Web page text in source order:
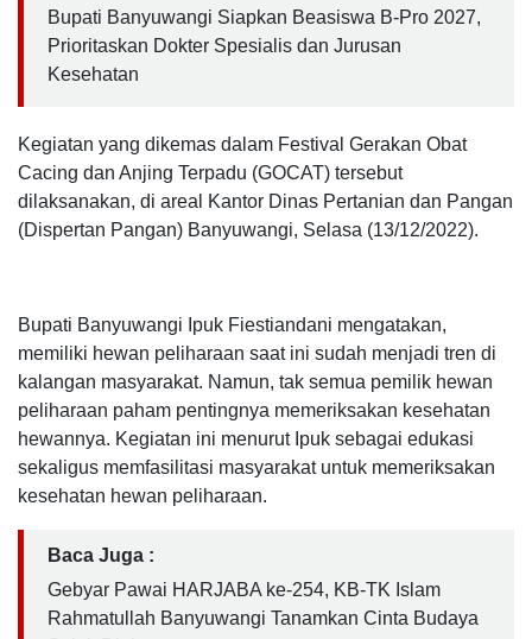
Bupati Banyuwangi Siapkan Beasiswa B-Pro 2027,
Prioritaskan Dokter Spesialis dan Jurusan
Kesehatan
Kegiatan yang dikemas dalam Festival Gerakan Obat
Cacing dan Anjing Terpadu (GOCAT) tersebut
dilaksanakan, di areal Kantor Dinas Pertanian dan Pangan
(Dispertan Pangan) Banyuwangi, Selasa (13/12/2022).
Bupati Banyuwangi Ipuk Fiestiandani mengatakan,
memiliki hewan peliharaan saat ini sudah menjadi tren di
kalangan masyarakat. Namun, tak semua pemilik hewan
peliharaan paham pentingnya memeriksakan kesehatan
hewannya. Kegiatan ini menurut Ipuk sebagai edukasi
sekaligus memfasilitasi masyarakat untuk memeriksakan
kesehatan hewan peliharaan.
Baca Juga :
Gebyar Pawai HARJABA ke-254, KB-TK Islam
Rahmatullah Banyuwangi Tanamkan Cinta Budaya